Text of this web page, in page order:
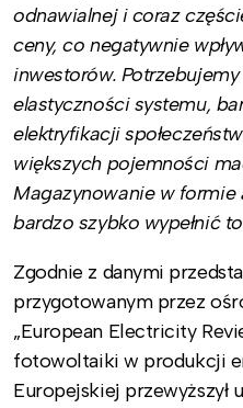
odnawialnej i coraz
ceny, co negatywnie
inwestorów.
elastyczności systemu,
elektryfikacji
większych pojemności
Magazynowanie w formie
bardzo szybko wypełnić
Zgodnie z danymi
przygotowanym przez
„European Electricity
fotowoltaiki w produkcji
Europejskiej przewyższył